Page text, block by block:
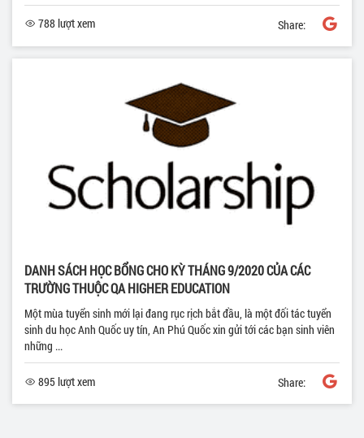
788 lượt xem Share:
DANH SÁCH HỌC BỔNG CHO KỲ THÁNG 9/2020 CỦA CÁC
TRƯỜNG THUỘC QA HIGHER EDUCATION
Một mùa tuyển sinh mới lại đang rục rịch bắt đầu, là một đối tác tuyển
sinh du học Anh Quốc uy tín, An Phú Quốc xin gửi tới các bạn sinh viên
những ...
895 lượt xem Share: